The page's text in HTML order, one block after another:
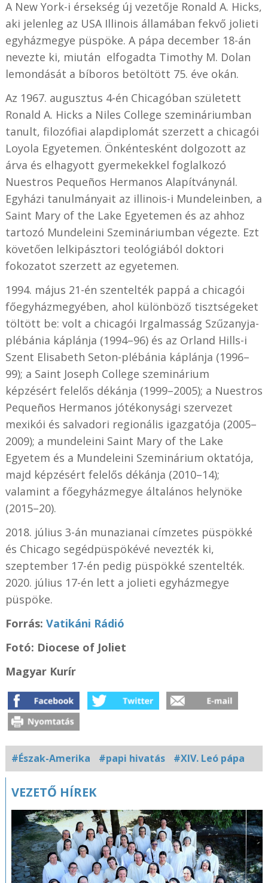
A New York-i érsekség új vezetője Ronald A. Hicks,
aki jelenleg az USA Illinois államában fekvő jolieti
egyházmegye püspöke. A pápa december 18-án
nevezte ki, miután elfogadta Timothy M. Dolan
lemondását a bíboros betöltött 75. éve okán.
Az 1967. augusztus 4-én Chicagóban született
Ronald A. Hicks a Niles College szemináriumban
tanult, filozófiai alapdiplomát szerzett a chicagói
Loyola Egyetemen. Önkéntesként dolgozott az
árva és elhagyott gyermekekkel foglalkozó
Nuestros Pequeños Hermanos Alapítványnál.
Egyházi tanulmányait az illinois-i Mundeleinben, a
Saint Mary of the Lake Egyetemen és az ahhoz
tartozó Mundeleini Szemináriumban végezte. Ezt
követően lelkipásztori teológiából doktori
fokozatot szerzett az egyetemen.
1994. május 21-én szentelték pappá a chicagói
főegyházmegyében, ahol különböző tisztségeket
töltött be: volt a chicagói Irgalmasság Szűzanyja-
plébánia káplánja (1994–96) és az Orland Hills-i
Szent Elisabeth Seton-plébánia káplánja (1996–
99); a Saint Joseph College szeminárium
képzésért felelős dékánja (1999–2005); a Nuestros
Pequeños Hermanos jótékonysági szervezet
mexikói és salvadori regionális igazgatója (2005–
2009); a mundeleini Saint Mary of the Lake
Egyetem és a Mundeleini Szeminárium oktatója,
majd képzésért felelős dékánja (2010–14);
valamint a főegyházmegye általános helynöke
(2015–20).
2018. július 3-án munazianai címzetes püspökké
és Chicago segédpüspökévé nevezték ki,
szeptember 17-én pedig püspökké szentelték.
2020. július 17-én lett a jolieti egyházmegye
püspöke.
Forrás: Vatikáni Rádió
Fotó: Diocese of Joliet
Magyar Kurír
#Észak-Amerika #papi hivatás #XIV. Leó pápa
Kapcsolódó
VEZETŐ HÍREK